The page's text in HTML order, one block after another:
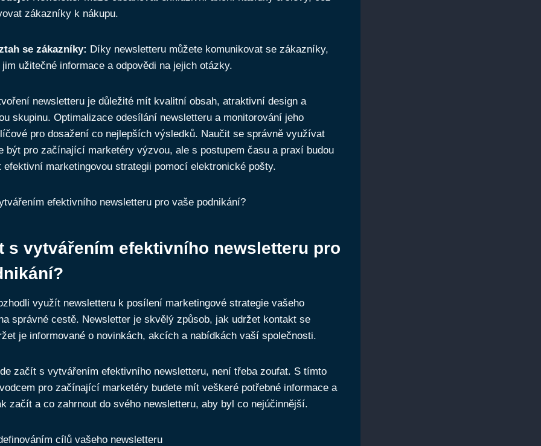
zákazníky k nákupu.
se zákazníky: Díky newsletteru můžete komunikovat se zákazníky,
užitečné informace a odpovědi na jejich otázky.
newsletteru je důležité mít kvalitní obsah, atraktivní design a
skupinu. Optimalizace odesílání newsletteru a monitorování jeho
pro dosažení co nejlepších výsledků. Naučit se správně využívat
být pro začínající marketéry výzvou, ale s postupem času a praxí budou
marketingovou strategii pomocí elektronické pošty.
s vytvářením efektivního newsletteru pro
využít newsletteru k posílení marketingové strategie vašeho
správné cestě. Newsletter je skvělý způsob, jak udržet kontakt se
je informované o novinkách, akcích a nabídkách vaší společnosti.
začít s vytvářením efektivního newsletteru, není třeba zoufat. S tímto
pro začínající marketéry budete mít veškeré potřebné informace a
začít a co zahrnout do svého newsletteru, aby byl co nejúčinnější.
cílů vašeho newsletteru